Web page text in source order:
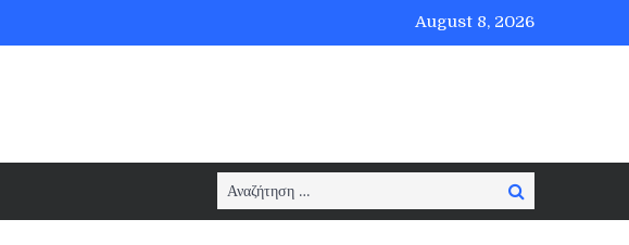
August 8, 2026
Search
for:
Search